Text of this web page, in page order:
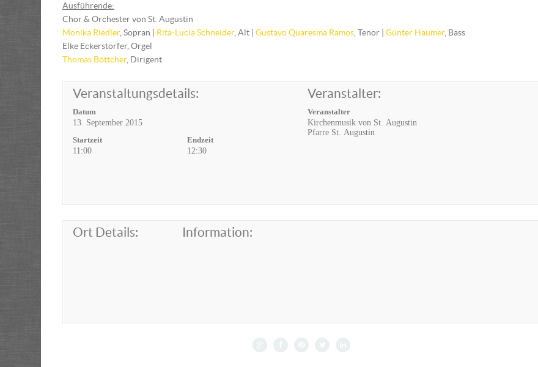
Ausführende:
Chor & Orchester von St. Augustin
Monika Riedler, Sopran | Rita-Lucia Schneider, Alt | Gustavo Quaresma Ramos , Tenor | Günter Haumer, Bass
Elke Eckerstorfer, Orgel
Thomas Böttcher, Dirigent
Veranstaltungsdetails:
Datum
13. September 2015
Startzeit
11:00
Endzeit
12:30
Veranstalter:
Veranstalter
Kirchenmusik von St. Augustin
Pfarre St. Augustin
Ort Details: Information: